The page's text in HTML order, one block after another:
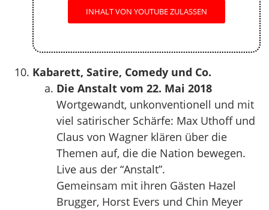
INHALT VON YOUTUBE ZULASSEN
Kabarett, Satire, Comedy und Co.
Die Anstalt vom 22. Mai 2018
Wortgewandt, unkonventionell und mit
viel satirischer Schärfe: Max Uthoff und
Claus von Wagner klären über die
Themen auf, die die Nation bewegen.
Live aus der “Anstalt”.
Gemeinsam mit ihren Gästen Hazel
Brugger, Horst Evers und Chin Meyer